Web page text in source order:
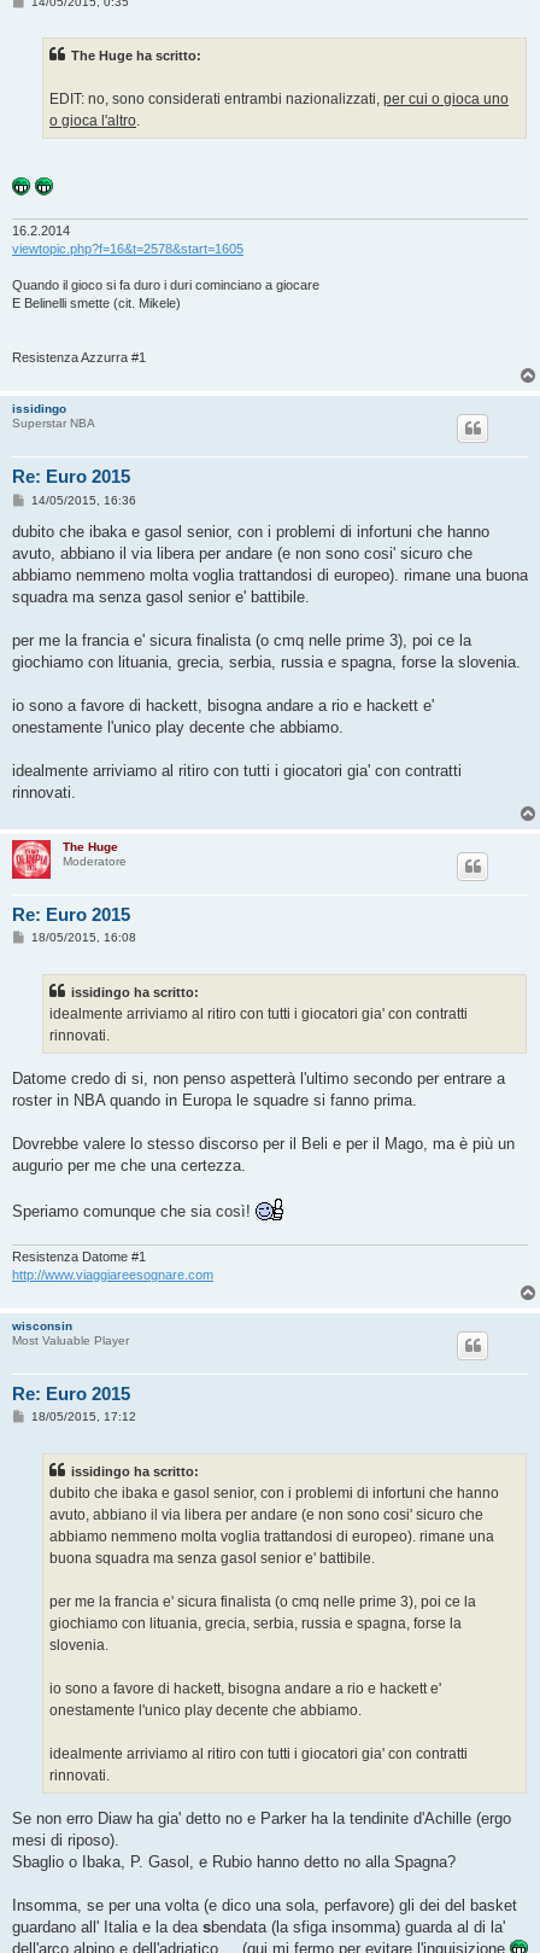
The Huge ha scritto:
EDIT: no, sono considerati entrambi nazionalizzati, per cui o gioca uno
o gioca l'altro.
16.2.2014
viewtopic.php?f=16&t=2578&start=1605
Quando il gioco si fa duro i duri cominciano a giocare
E Belinelli smette (cit. Mikele)
Resistenza Azzurra #1
issidingo
Superstar NBA
Re: Euro 2015
M
s
a
g
i
14/05/2015, 16:36
dubito che ibaka e gasol senior, con i problemi di infortuni che hanno
avuto, abbiano il via libera per andare (e non sono cosi' sicuro che
abbiamo nemmeno molta voglia trattandosi di europeo). rimane una buona
squadra ma senza gasol senior e' battibile.
per me la francia e' sicura finalista (o cmq nelle prime 3), poi ce la
giochiamo con lituania, grecia, serbia, russia e spagna, forse la slovenia.
io sono a favore di hackett, bisogna andare a rio e hackett e'
onestamente l'unico play decente che abbiamo.
idealmente arriviamo al ritiro con tutti i giocatori gia' con contratti
rinnovati.
The Huge
Moderatore
Re: Euro 2015
M
18/05/2015, 16:08
issidingo ha scritto:
idealmente arriviamo al ritiro con tutti i giocatori gia' con contratti
rinnovati.
Datome credo di si, non penso aspetterà l'ultimo secondo per entrare a
roster in NBA quando in Europa le squadre si fanno prima.
Dovrebbe valere lo stesso discorso per il Beli e per il Mago, ma è più un
augurio per me che una certezza.
Speriamo comunque che sia così!
Resistenza Datome #1
http://www.viaggiareesognare.com
wisconsin
Most Valuable Player
Re: Euro 2015
M
18/05/2015, 17:12
issidingo ha scritto:
dubito che ibaka e gasol senior, con i problemi di infortuni che hanno
avuto, abbiano il via libera per andare (e non sono cosi' sicuro che
abbiamo nemmeno molta voglia trattandosi di europeo). rimane una
buona squadra ma senza gasol senior e' battibile.
per me la francia e' sicura finalista (o cmq nelle prime 3), poi ce la
giochiamo con lituania, grecia, serbia, russia e spagna, forse la
slovenia.
io sono a favore di hackett, bisogna andare a rio e hackett e'
onestamente l'unico play decente che abbiamo.
idealmente arriviamo al ritiro con tutti i giocatori gia' con contratti
rinnovati.
Se non erro Diaw ha gia' detto no e Parker ha la tendinite d'Achille (ergo
mesi di riposo).
Sbaglio o Ibaka, P. Gasol, e Rubio hanno detto no alla Spagna?
Insomma, se per una volta (e dico una sola, perfavore) gli dei del basket
guardano all' Italia e la dea sbendata (la sfiga insomma) guarda al di la'
dell'arco alpino e dell'adriatico.... (qui mi fermo per evitare l'inquisizione